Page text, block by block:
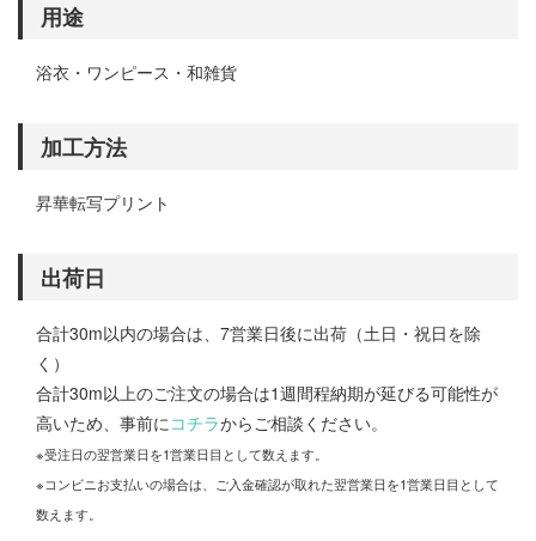
用途
浴衣・ワンピース・和雑貨
加工方法
昇華転写プリント
出荷日
合計30m以内の場合は、7営業日後に出荷（土日・祝日を除
く）
合計30m以上のご注文の場合は1週間程納期が延びる可能性が
高いため、事前にコチラからご相談ください。
※受注日の翌営業日を1営業日目として数えます。
※コンビニお支払いの場合は、ご入金確認が取れた翌営業日を1営業日目として
数えます。